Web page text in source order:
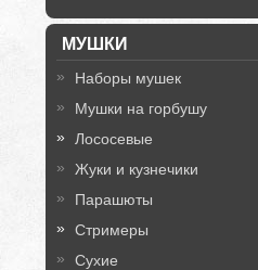
МУШКИ
Наборы мушек
Мушки на горбушу
Лососевые
Жуки и кузнечики
Парашюты
Стримеры
Сухие